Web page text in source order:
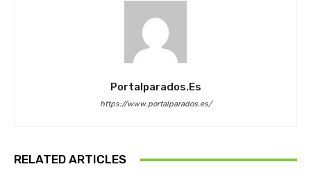
Portalparados.es
https://www.portalparados.es/
RELATED ARTICLES